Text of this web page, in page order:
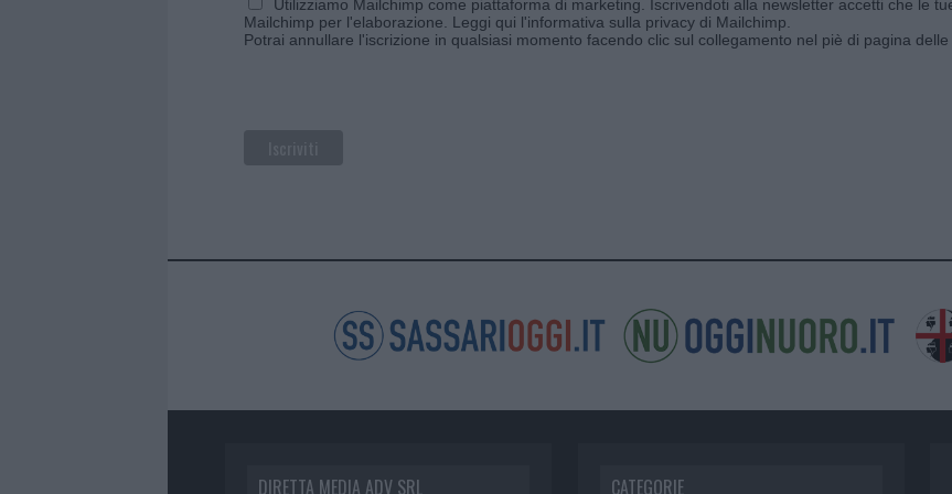
Utilizziamo Mailchimp come piattaforma di marketing. Iscrivendoti alla newsletter accetti che le
Mailchimp per l'elaborazione. Leggi qui l'informativa sulla privacy di Mailchimp
Potrai annullare l'iscrizione in qualsiasi momento facendo clic sul collegamento nel piè di pagina delle
DIRETTA MEDIA ADV SRL CATEGORIE